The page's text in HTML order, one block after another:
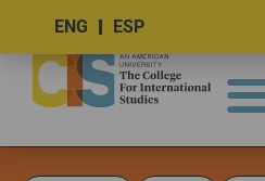
ENG ESP